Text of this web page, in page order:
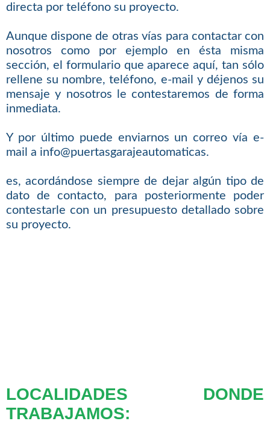
directa por teléfono su proyecto.
Aunque dispone de otras vías para contactar con
nosotros como por ejemplo en ésta misma
sección, el formulario que aparece aquí, tan sólo
rellene su nombre, teléfono, e-mail y déjenos su
mensaje y nosotros le contestaremos de forma
inmediata.
Y por último puede enviarnos un correo vía e-
mail a info@puertasgarajeautomaticas.
es, acordándose siempre de dejar algún tipo de
dato de contacto, para posteriormente poder
contestarle con un presupuesto detallado sobre
su proyecto.
LOCALIDADES DONDE
TRABAJAMOS: